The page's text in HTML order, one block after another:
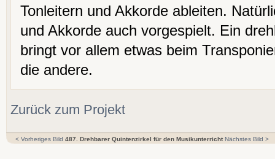
Tonleitern und Akkorde ableiten.
und Akkorde auch vorgespielt. Ein
bringt vor allem etwas beim
die andere.
Zurück zum Projekt
< Vorheriges Bild 487. Drehbarer Quintenzirkel für den Musikunterricht Nächstes Bild >